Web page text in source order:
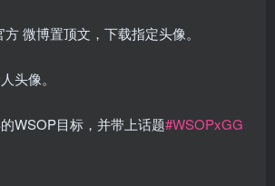
微博置顶文，下载指定头像。
头像。
WSOP目标，并带上话题#WSOPxGG